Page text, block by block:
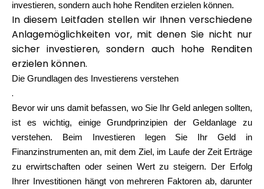
Rechner
Rundenverlauf
Blog
Kontaktieren Sie uns
investieren, sondern auch hohe Renditen erzielen können.
In diesem Leitfaden stellen wir Ihnen verschiedene
Anlagemöglichkeiten vor, mit denen Sie nicht nur
sicher investieren, sondern auch hohe Renditen
erzielen können.
Die Grundlagen des Investierens verstehen
.
Bevor wir uns damit befassen, wo Sie Ihr Geld anlegen sollten,
ist es wichtig, einige Grundprinzipien der Geldanlage zu
verstehen. Beim Investieren legen Sie Ihr Geld in
Finanzinstrumenten an, mit dem Ziel, im Laufe der Zeit Erträge
zu erwirtschaften oder seinen Wert zu steigern. Der Erfolg
Ihrer Investitionen hängt von mehreren Faktoren ab, darunter